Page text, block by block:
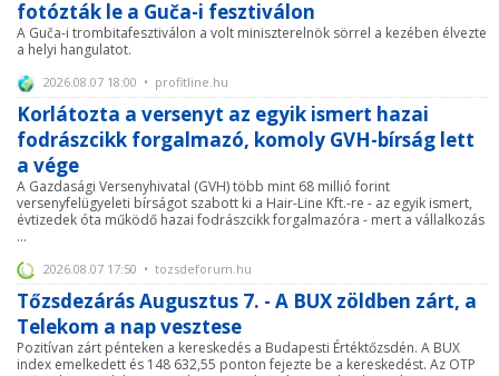
fotózták le a Guča-i fesztiválon
A Guča-i trombitafesztiválon a volt miniszterelnök sörrel a kezében élvezte
a helyi hangulatot.
2026.08.07 18:00 • profitline.hu
Korlátozta a versenyt az egyik ismert hazai
fodrászcikk forgalmazó, komoly GVH-bírság lett
a vége
A Gazdasági Versenyhivatal (GVH) több mint 68 millió forint
versenyfelügyeleti bírságot szabott ki a Hair-Line Kft.-re - az egyik ismert,
évtizedek óta működő hazai fodrászcikk forgalmazóra - mert a vállalkozás
...
2026.08.07 17:50 • tozsdeforum.hu
Tőzsdezárás Augusztus 7. - A BUX zöldben zárt, a
Telekom a nap vesztese
Pozitívan zárt pénteken a kereskedés a Budapesti Értéktőzsdén. A BUX
index emelkedett és 148 632,55 ponton fejezte be a kereskedést. Az OTP